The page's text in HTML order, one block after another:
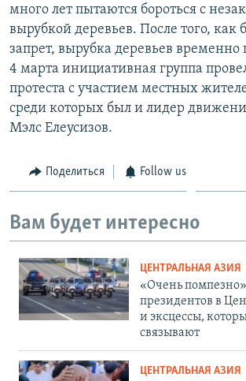
много лет пытаются бороться с
вырубкой деревьев. После того, как
запрет, вырубка деревьев временно
4 марта инициативная группа
протеста с участием местных
среди которых был и лидер
Мэлс Елеусизов.
Поделиться Follow us
Вам будет интересно
ЦЕНТРАЛЬНАЯ АЗИЯ
«Очень
президентов в
и эксцессы,
связывают
ЦЕНТРАЛЬНАЯ АЗИЯ